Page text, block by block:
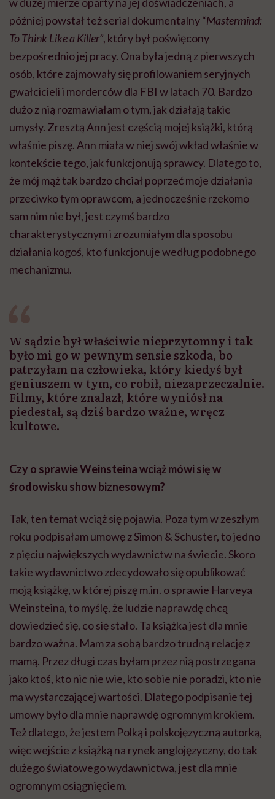
później powstał też serial dokumentalny “Mastermind:
To Think Like a Killer”, który był poświęcony
bezpośrednio jej pracy. Ona była jedną z pierwszych
osób, które zajmowały się profilowaniem seryjnych
gwałcicieli i morderców dla FBI w latach 70. Bardzo
dużo z nią rozmawiałam o tym, jak działają takie
umysły. Zresztą Ann jest częścią mojej książki, którą
właśnie piszę. Ann miała w niej swój wkład właśnie w
kontekście tego, jak funkcjonują sprawcy. Dlatego to,
że mój mąż tak bardzo chciał poprzeć moje działania
przeciwko tym oprawcom, a jednocześnie rzekomo
sam nim nie był, jest czymś bardzo
charakterystycznym i zrozumiałym dla sposobu
działania kogoś, kto funkcjonuje według podobnego
mechanizmu.
W sądzie był właściwie nieprzytomny i tak
było mi go w pewnym sensie szkoda, bo
patrzyłam na człowieka, który kiedyś był
geniuszem w tym, co robił, niezaprzeczalnie.
Filmy, które znalazł, które wyniósł na
piedestał, są dziś bardzo ważne, wręcz
kultowe.
Czy o sprawie Weinsteina wciąż mówi się w
środowisku show biznesowym?
Tak, ten temat wciąż się pojawia. Poza tym w zeszłym
roku podpisałam umowę z Simon & Schuster, to jedno
z pięciu największych wydawnictw na świecie. Skoro
takie wydawnictwo zdecydowało się opublikować
moją książkę, w której piszę m.in. o sprawie Harveya
Weinsteina, to myślę, że ludzie naprawdę chcą
dowiedzieć się, co się stało. Ta książka jest dla mnie
bardzo ważna. Mam za sobą bardzo trudną relację z
mamą. Przez długi czas byłam przez nią postrzegana
jako ktoś, kto nic nie wie, kto sobie nie poradzi, kto nie
ma wystarczającej wartości. Dlatego podpisanie tej
umowy było dla mnie naprawdę ogromnym krokiem.
Też dlatego, że jestem Polką i polskojęzyczną autorką,
więc wejście z książką na rynek anglojęzyczny, do tak
dużego światowego wydawnictwa, jest dla mnie
ogromnym osiągnięciem.